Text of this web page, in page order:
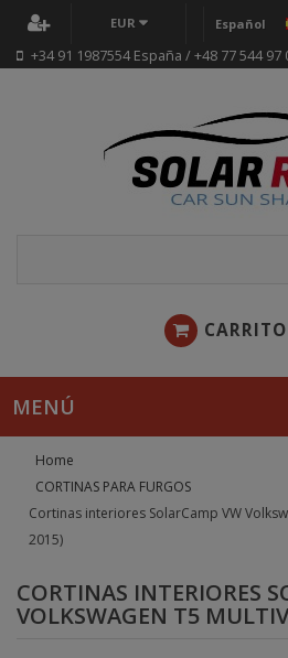
EUR Español
+34 91 1987554 España / +48 77 544 97
CARRITO
MENÚ
Home
CORTINAS PARA FURGOS
Cortinas interiores SolarCamp VW
2015)
CORTINAS INTERIORES
VOLKSWAGEN T5